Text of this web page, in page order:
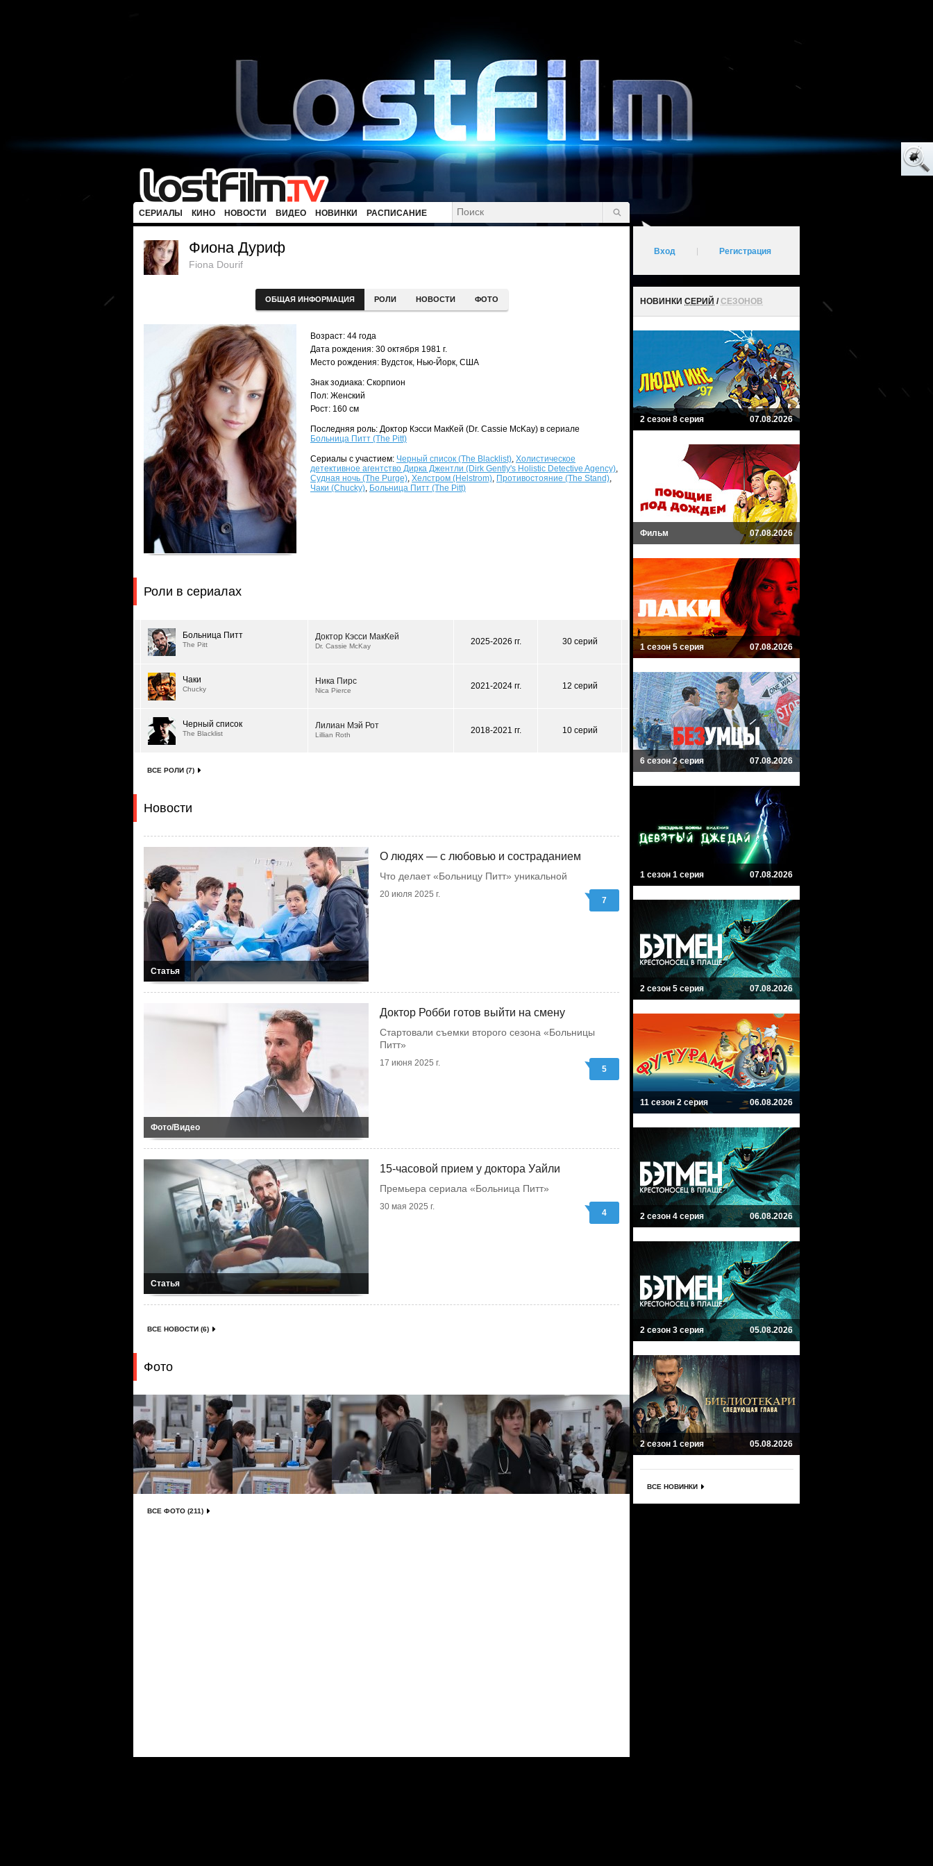
СЕРИАЛЫ КИНО НОВОСТИ ВИДЕО НОВИНКИ РАСПИСАНИЕ
Фиона Дуриф
Fiona Dourif
ОБЩАЯ ИНФОРМАЦИЯ РОЛИ НОВОСТИ ФОТО
Возраст: 44 года
Дата рождения: 30 октября 1981 г.
Место рождения: Вудсток, Нью-Йорк, США
Знак зодиака: Скорпион
Пол: Женский
Рост: 160 см
Последняя роль: Доктор Кэсси МакКей (Dr. Cassie McKay) в сериале
Больница Питт (The Pitt)
Сериалы с участием: Черный список (The Blacklist), Холистическое
детективное агентство Дирка Джентли (Dirk Gently's Holistic Detective Agency),
Судная ночь (The Purge), Хелстром (Helstrom), Противостояние (The Stand),
Чаки (Chucky), Больница Питт (The Pitt)
Роли в сериалах
Больница Питт
The Pitt
Доктор Кэсси МакКей
Dr. Cassie McKay 2025-2026 гг. 30 серий
Чаки
Chucky
Ника Пирс
Nica Pierce 2021-2024 гг. 12 серий
Черный список
The Blacklist
Лилиан Мэй Рот
Lillian Roth 2018-2021 гг. 10 серий
ВСЕ РОЛИ (7)
Новости
Статья
О людях — с любовью и состраданием
Что делает «Больницу Питт» уникальной
20 июля 2025 г.
7
Фото/Видео
Доктор Робби готов выйти на смену
Стартовали съемки второго сезона «Больницы
Питт»
17 июня 2025 г.
5
Статья
15-часовой прием у доктора Уайли
Премьера сериала «Больница Питт»
30 мая 2025 г.
4
ВСЕ НОВОСТИ (6)
Фото
ВСЕ ФОТО (211)
Вход Регистрация
НОВИНКИ СЕРИЙ /СЕЗОНОВ
2 сезон 8 серия 07.08.2026
Фильм 07.08.2026
1 сезон 5 серия 07.08.2026
6 сезон 2 серия 07.08.2026
1 сезон 1 серия 07.08.2026
2 сезон 5 серия 07.08.2026
11 сезон 2 серия 06.08.2026
2 сезон 4 серия 06.08.2026
2 сезон 3 серия 05.08.2026
2 сезон 1 серия 05.08.2026
ВСЕ НОВИНКИ